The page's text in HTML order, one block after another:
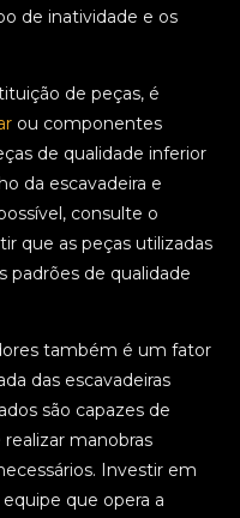
de inatividade e os
de peças, é
ou componentes
de qualidade inferior
da escavadeira e
consulte o
que as peças utilizadas
padrões de qualidade
também é um fator
das escavadeiras
são capazes de
manobras
Investir em
que opera a